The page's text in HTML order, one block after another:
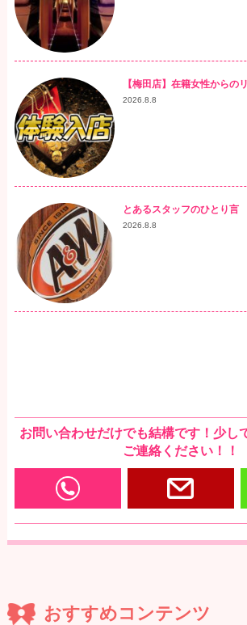
【梅田店】在籍女性からの
2026.8.8
とあるスタッフのひとり言
2026.8.8
お問い合わせだけでも結構です！少し
ご連絡ください！！
0120-166-
おすすめコンテンツ